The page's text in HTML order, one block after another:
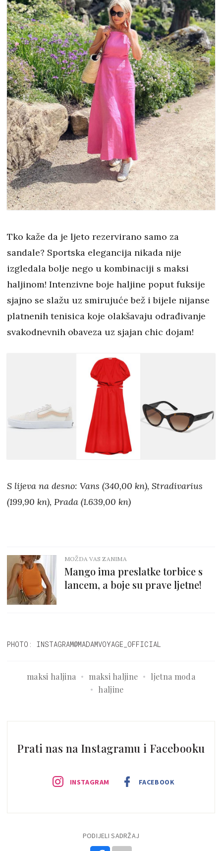
Tko kaže da je ljeto rezervirano samo za
sandale? Sportska elegancija nikada nije
izgledala bolje nego u kombinaciji s maksi
haljinom! Intenzivne boje haljine poput fuksije
sjajno se slažu uz smirujuće bež i bijele nijanse
platnenih tenisica koje olakšavaju odrađivanje
svakodnevnih obaveza uz sjajan chic dojam!
S lijeva na desno: Vans (340,00 kn), Stradivarius
(199,90 kn), Prada (1.639,00 kn)
MOŽDA VAS ZANIMA
Mango ima preslatke torbice s
lancem, a boje su prave ljetne!
PHOTO: INSTAGRAM@MADAMVOYAGE_OFFICIAL
maksi haljina maksi haljine
ljetna moda
haljine
Prati nas na Instagramu i Facebooku
INSTAGRAM FACEBOOK
PODIJELI SADRŽAJ